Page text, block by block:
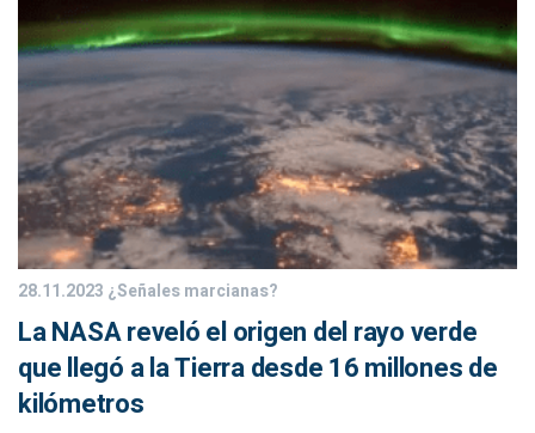
28.11.2023 ¿Señales marcianas?
La NASA reveló el origen del rayo verde
que llegó a la Tierra desde 16 millones de
kilómetros